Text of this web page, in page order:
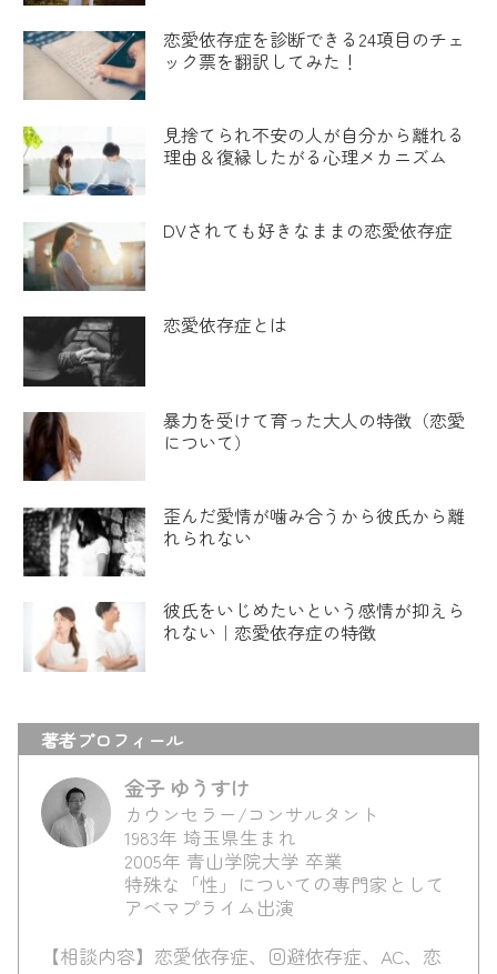
恋愛依存症を診断できる24項目のチェ
ック票を翻訳してみた！
見捨てられ不安の人が自分から離れる
理由＆復縁したがる心理メカニズム
DVされても好きなままの恋愛依存症
恋愛依存症とは
暴力を受けて育った大人の特徴（恋愛
について）
歪んだ愛情が噛み合うから彼氏から離
れられない
彼氏をいじめたいという感情が抑えら
れない｜恋愛依存症の特徴
著者プロフィール
金子 ゆうすけ
カウンセラー/コンサルタント
1983年 埼玉県生まれ
2005年 青山学院大学 卒業
特殊な「性」についての専門家として
アベマプライム出演
【相談内容】恋愛依存症、回避依存症、AC、恋